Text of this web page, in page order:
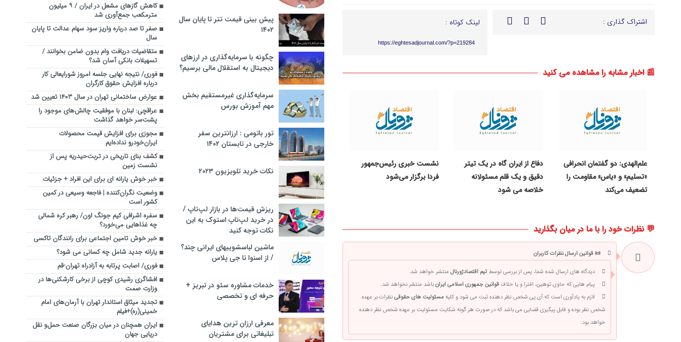
اشتراک گذاری : لینک کوتاه :
https://eghtesadjournal.com/?p=219284
📰 اخبار مشابه را مشاهده می کنید
علم‌الهدی: دو گفتمان انحرافی
«تسلیم» و «یاس» مقاومت را
تضعیف می‌کند
دفاع از ایران گاه در یک تیتر
دقیق و یک قلم مسئولانه
خلاصه می شود
نشست خبری رئیس‌جمهور
فردا برگزار می‌شود
💬 نظرات خود را با ما در میان بگذارید
📜 قوانین ارسال نظرات کاربران
دیدگاه های ارسال شده شما، پس از بررسی توسط تیم اقتصادژورنال منتشر خواهد شد.
پیام هایی که حاوی توهین، افترا و یا خلاف قوانین جمهوری اسلامی ایرانباشد منتشر نخواهد شد.
لازم به یادآوری است که آی پی شخص نظر دهنده ثبت می شود و کلیه مسئولیت های حقوقینظرات بر عهده
شخص نظر بوده و قابل پیگیری قضایی می باشد که در صورت هر گونه شکایت مسئولیت بر عهده شخص نظر دهنده
خواهد بود.
پیش بینی قیمت تتر تا پایان سال
۱۴۰۲
چگونه با سرمایه‌گذاری در ارزهای
دیجیتال به استقلال مالی برسیم؟
سرمایه‌گذاری غیرمستقیم بخش
مهم آموزش بورس
تور باتومی : ارزانترین سفر
خارجی در تابستان ۱۴۰۲
نکات خرید تلویزیون ۲۰۲۳
ریزش قیمت‌ها در بازار لپ‌تاپ /
در خرید لپ‌تاپ استوک به این
نکات توجه کنید
ماشین لباسشویی‎های ایرانی چند؟
/ از اسنوا تا جی پلاس
خدمات مشاوره سئو در تبریز +
حرفه ای و تخصصی
معرفی ارزان ترین هدایای
تبلیغاتی برای مشتریان
کاهش گازهای مشعل در ایران / ۹ میلیون
مترمکعب جمع‌آوری شد
صفر تا صد درباره واریز سود سهام عدالت تا پایان
سال
متقاضیات دریافت وام بدون ضامن بخوانند /
تسهیلات بانکی آسان شد؟
فوری/ نتیجه نهایی جلسه امروز شورایعالی کار
درباره افزایش حقوق کارگران
عوارض ساختمانی تهران در سال ۱۴۰۳ تعیین شد
عراقچی: لبنان با موفقیت چالش‌های موجود را
پشت‌سر خواهد گذاشت
مجوزی برای افزایش قیمت محصولات
ایران‌خودرو نداده‌ایم
کشف بنای تاریخی در تربت‌حیدریه پس از
نشست زمین
خبر خوش یارانه ای برای این افراد + جزئیات
وضعیت نگران‌کننده | فاجعه وسیعی در کمین
کشور است
سفره اشرافی کیم جونگ اون/ رهبر کره شمالی
چه غذا‌هایی می‌خورد؟
خبر خوش تامین اجتماعی برای رانندگان تاکسی
یارانه جدید شامل چه کسانی می شود؟
فوری/ اصابت پرتابه به آزادراه تهران-قم
افشاگری رشیدی کوچی از برخی کارشکنی‌ها در
وزارت صمت
تجدید میثاق استاندار تهران با آرمان‌های امام
خمینی(ره)+فیلم
ایران همچنان در میان بزرگان صنعت حمل‌و نقل
دریایی جهان